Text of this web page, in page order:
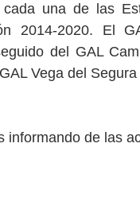
una de las
2014-2020. El
del GAL
Vega del
informando de las